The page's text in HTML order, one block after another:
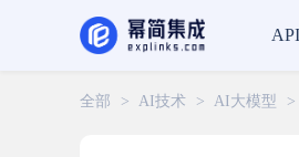
全部 > AI技术 > AI大模型 >